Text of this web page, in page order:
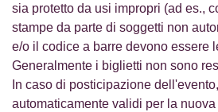
sia protetto da usi impropri (ad es.,
stampe da parte di soggetti non
e/o il codice a barre devono essere
Generalmente i biglietti non sono
In caso di posticipazione
automaticamente validi per la